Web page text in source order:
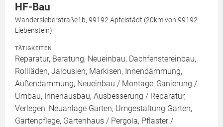
HF-Bau
Wandersleberstraße1b, 99192 Apfelstädt (20km von 99192
Liebenstein)
TÄTIGKEITEN
Reparatur, Beratung, Neueinbau, Dachfenstereinbau,
Rollläden, Jalousien, Markisen, Innendämmung,
Außendämmung, Neueinbau / Montage, Sanierung /
Umbau, Innenausbau, Ausbesserung / Reparatur,
Verlegen, Neuanlage Garten, Umgestaltung Garten,
Gartenpflege, Gartenhaus / Pergola, Pflaster /